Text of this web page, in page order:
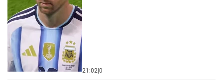
21:02 0